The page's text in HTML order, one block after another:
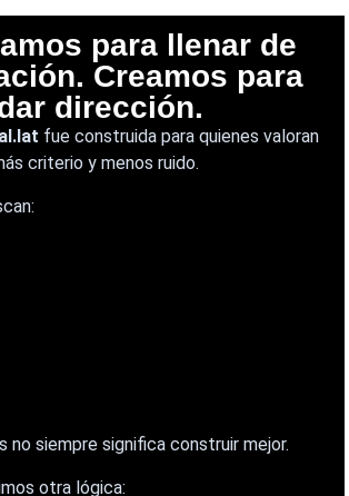
para llenar de
Creamos para
dirección.
fue construida para quienes valoran
criterio y menos ruido.
no siempre significa construir mejor.
otra lógica: